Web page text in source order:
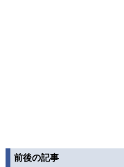
前後の記事